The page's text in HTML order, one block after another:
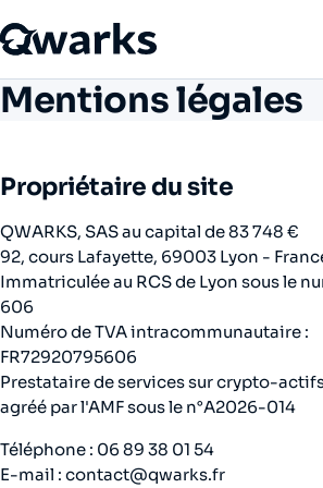
Mentions légales
Propriétaire du site
QWARKS, SAS au capital de 83 748 €
92, cours Lafayette, 69003 Lyon -
Immatriculée au RCS de Lyon sous le
606
Numéro de TVA intracommunautaire :
FR72920795606
Prestataire de services sur crypto-
agréé par l'AMF sous le n°A2026-014
Téléphone : 06 89 38 01 54
E-mail : contact@qwarks.fr